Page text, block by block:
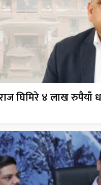
घिमिरे ४ लाख रुपैयाँ